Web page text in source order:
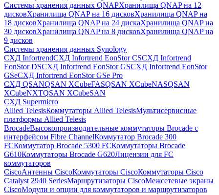
Системы хранения данных QNAPХранилища QNAP на 12
дисковХранилища QNAP на 16 дисковХранилища QNAP на
18 дисковХранилища QNAP на 24 дискаХранилища QNAP на
30 дисковХранилища QNAP на 8 дисковХранилища QNAP на
9 дисков
Системы хранения данных Synology
СХД InfortrendСХД Infortrend EonStor CSСХД Infortrend
EonStor DSСХД Infortrend EonStor GSСХД Infortrend EonStor
GSeСХД Infortrend EonStor GSe Pro
СХД QSANQSAN XCubeFASQSAN XCubeNASQSAN
XCubeNXTQSAN XCubeSAN
СХД Supermicro
Allied TelesisКоммутаторы Allied TelesisМультисервисные
платформы Allied Telesis
BrocadeВысокопроизводительные коммутаторы Brocade с
интерфейсом Fibre ChannelКоммутатор Brocade 300
FCКоммутатор Brocade 5300 FCКоммутаторы Brocade
G610Коммутаторы Brocade G620Лицензии для FC
коммутаторов
CiscoАнтенны CiscoКоммутаторы CiscoКоммутаторы Cisco
Catalyst 2940 SeriesМаршрутизаторы CiscoМежсетевые экраны
CiscoМодули и опции для коммутаторов и маршрутизаторов